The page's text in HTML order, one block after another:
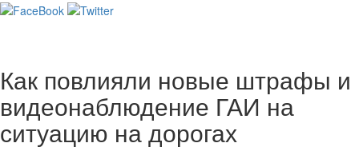
Как повлияли новые штрафы и
видеонаблюдение ГАИ на
ситуацию на дорогах